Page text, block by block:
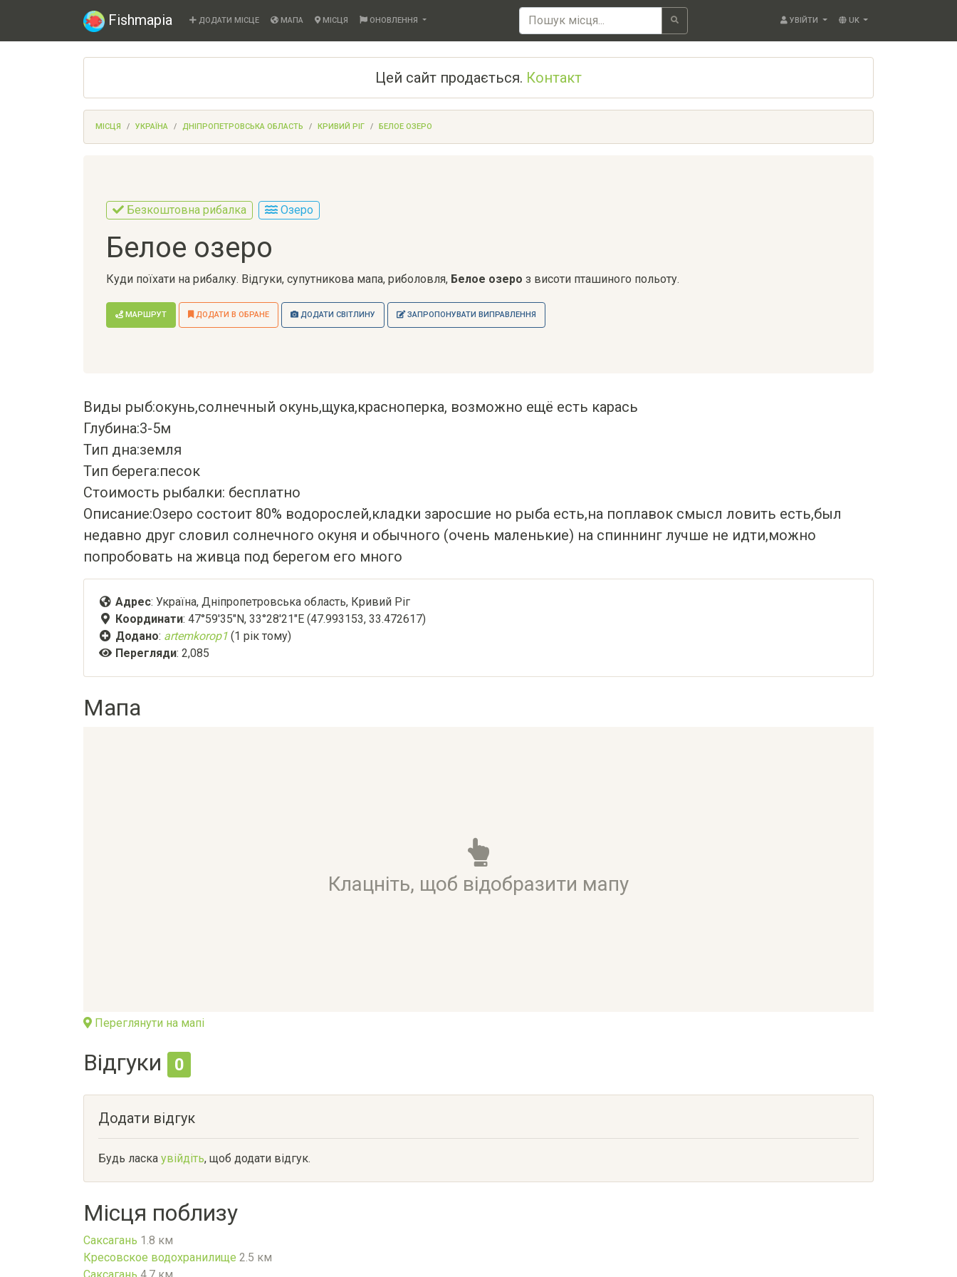
Fishmapia ДОДАТИ МІСЦЕ МАПА МІСЦЯ ОНОВЛЕННЯ УВІЙТИ UK
Цей сайт продається. Контакт
МІСЦЯ УКРАЇНА ДНІПРОПЕТРОВСЬКА ОБЛАСТЬ КРИВИЙ РІГ БЕЛОЕ ОЗЕРО
Безкоштовна рибалка Озеро
Белое озеро
Куди поїхати на рибалку. Відгуки, супутникова мапа, риболовля, Белое озеро з висоти пташиного польоту.
МАРШРУТ ДОДАТИ В ОБРАНЕ ДОДАТИ СВІТЛИНУ ЗАПРОПОНУВАТИ ВИПРАВЛЕННЯ
Виды рыб:окунь,солнечный окунь,щука,красноперка, возможно ещё есть карась
Глубина:3-5м
Тип дна:земля
Тип берега:песок
Стоимость рыбалки: бесплатно
Описание:Озеро состоит 80% водорослей,кладки заросшие но рыба есть,на поплавок смысл ловить есть,был
недавно друг словил солнечного окуня и обычного (очень маленькие) на спиннинг лучше не идти,можно
попробовать на живца под берегом его много
Адрес: Україна, Дніпропетровська область, Кривий Ріг
Координати: 47°59'35"N, 33°28'21"E (47.993153, 33.472617)
Додано: artemkorop1 (1 рік тому)
Перегляди: 2,085
Мапа
Клацніть, щоб відобразити мапу
Переглянути на мапі
Відгуки 0
Додати відгук
Будь ласка увійдіть, щоб додати відгук.
Місця поблизу
Саксагань 1.8 км
Кресовское водохранилище 2.5 км